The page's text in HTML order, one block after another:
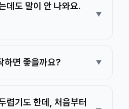
데도 말이 안 나와요.
하면 좋을까요?
렵기도 한데, 처음부터